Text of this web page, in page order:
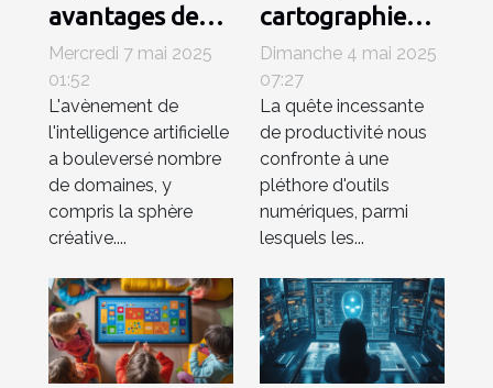
avantages des
générateurs
d'images IA
pour les
professionnels
créatifs
Mercredi 7 mai 2025
01:52
L'avènement de
l'intelligence artificielle
a bouleversé nombre
de domaines, y
compris la sphère
créative....
cartographie
mentale sous-
utilisés pour
booster votre
productivité
Dimanche 4 mai 2025
07:27
La quête incessante
de productivité nous
confronte à une
pléthore d'outils
numériques, parmi
lesquels les...